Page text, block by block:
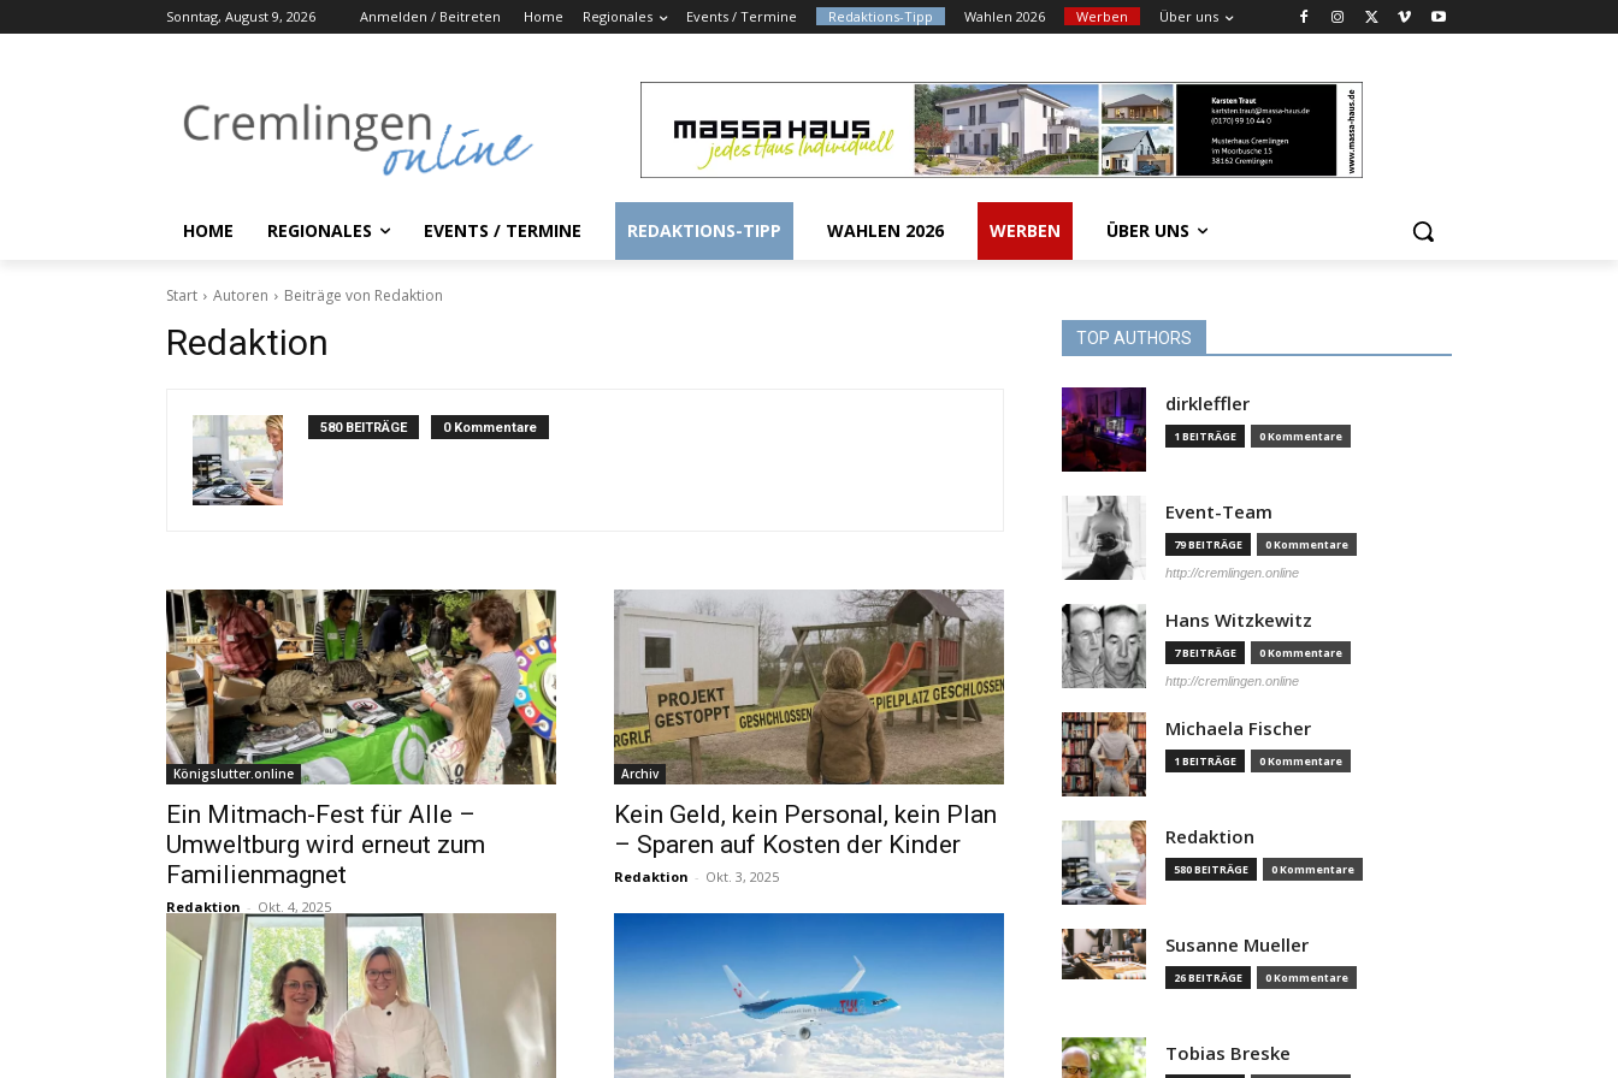
Sonntag, August 9, 2026 Anmelden / Beitreten Home Regionales Events / Termine Redaktions-Tipp Wahlen 2026 Werben Über uns
HOME REGIONALES EVENTS / TERMINE REDAKTIONS-TIPP WAHLEN 2026 WERBEN ÜBER UNS
Start Autoren Beiträge von Redaktion
Redaktion
580 BEITRÄGE 0 Kommentare
Königslutter.online
Ein Mitmach-Fest für Alle –
Umweltburg wird erneut zum
Familienmagnet
Redaktion - Okt. 4, 2025
Archiv
Kein Geld, kein Personal, kein Plan
– Sparen auf Kosten der Kinder
Redaktion - Okt. 3, 2025
TOP AUTHORS
dirkleffler
1 BEITRÄGE 0 Kommentare
Event-Team
79 BEITRÄGE 0 Kommentare
http://cremlingen.online
Hans Witzkewitz
7 BEITRÄGE 0 Kommentare
http://cremlingen.online
Michaela Fischer
1 BEITRÄGE 0 Kommentare
Redaktion
580 BEITRÄGE 0 Kommentare
Susanne Mueller
26 BEITRÄGE 0 Kommentare
Tobias Breske